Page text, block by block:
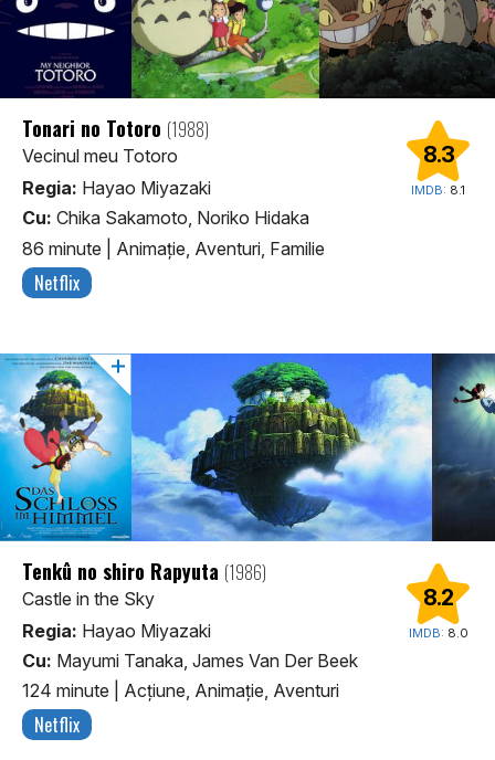
8.3
IMDB: 8.1
Tonari no Totoro (1988)
Vecinul meu Totoro
Regia: Hayao Miyazaki
Cu: Chika Sakamoto, Noriko Hidaka
86 minute
Animaţie, Aventuri, Familie
Netflix
8.2
IMDB: 8.0
Tenkû no shiro Rapyuta (1986)
Castle in the Sky
Regia: Hayao Miyazaki
Cu: Mayumi Tanaka, James Van Der Beek
124 minute
Acţiune, Animaţie, Aventuri
Netflix